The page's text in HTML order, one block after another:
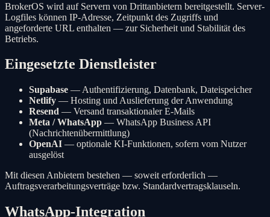
BrokerOS wird auf Servern von Drittanbietern bereitgestellt. Server-
Logfiles können IP-Adresse, Zeitpunkt des Zugriffs und
angeforderte URL enthalten — zur Sicherheit und Stabilität des
Betriebs.
Eingesetzte Dienstleister
Supabase — Authentifizierung, Datenbank, Dateispeicher
Netlify — Hosting und Auslieferung der Anwendung
Resend — Versand transaktionaler E-Mails
Meta / WhatsApp — WhatsApp Business API
(Nachrichtenübermittlung)
OpenAI — optionale KI-Funktionen, sofern vom Nutzer
ausgelöst
Mit diesen Anbietern bestehen — soweit erforderlich —
Auftragsverarbeitungsverträge bzw. Standardvertragsklauseln.
WhatsApp-Integration